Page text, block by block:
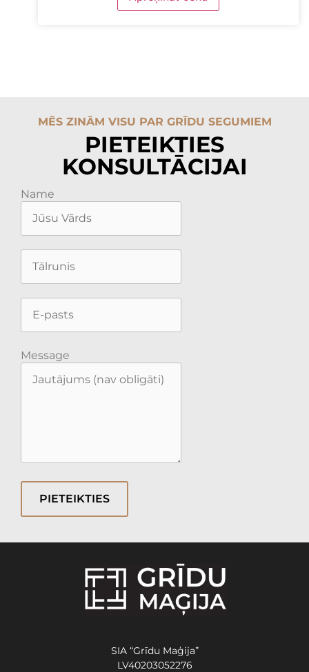
MĒS ZINĀM VISU PAR GRĪDU SEGUMIEM
PIETEIKTIES
KONSULTĀCIJAI
Name
Message
PIETEIKTIES
SIA “Grīdu Maģija”
LV40203052276